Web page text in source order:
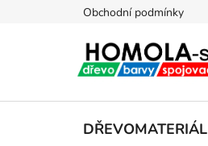
Obchodní podmínky
DŘEVOMATERIÁL